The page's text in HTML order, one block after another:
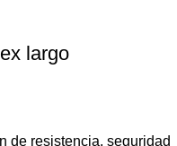
largo
de resistencia, seguridad